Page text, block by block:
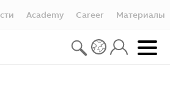
Academy Career Материалы